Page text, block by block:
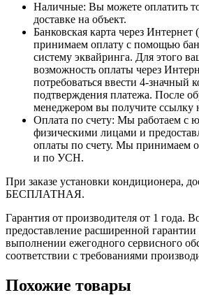
Наличные: Вы можете оплатить
доставке на объект.
Банковская карта через
принимаем оплату с помощью
систему эквайринга. Для этого
возможность оплаты через
потребоваться ввести 4-значный
подтверждения платежа. После
менеджером вы получите ссылку
Оплата по счету: Мы работаем с
физическими лицами и
оплаты по счету. Мы принимаем
и по УСН.
При заказе установки кондиционера,
БЕСПЛАТНАЯ.
Гарантия от производителя от 1 года.
предоставление расширенной
выполнении ежегодного сервисного
соответствии с требованиями
Похожие товары